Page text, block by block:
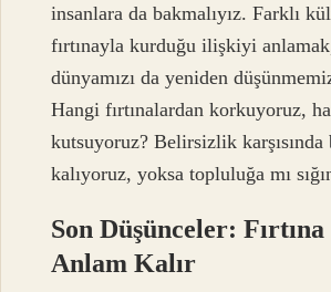
insanlara da bakmalıyız. Farklı
fırtınayla kurduğu ilişkiyi
dünyamızı da yeniden
Hangi fırtınalardan korkuyoruz,
kutsuyoruz? Belirsizlik
kalıyoruz, yoksa topluluğa mı
Son Düşünceler: Fırtına
Anlam Kalır